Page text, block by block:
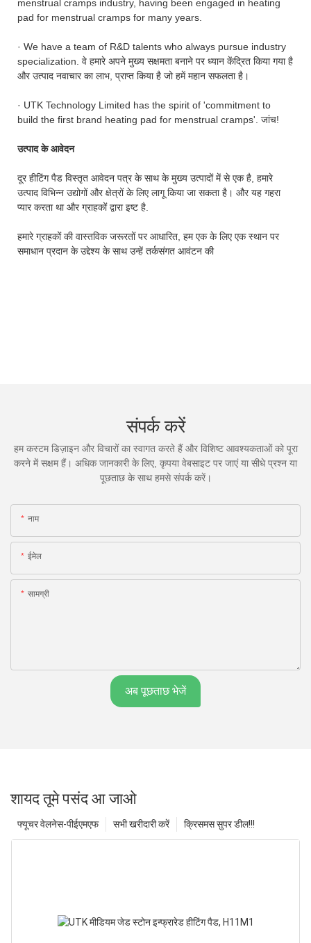
menstrual cramps industry, having been engaged in heating
pad for menstrual cramps for many years.
· We have a team of R&D talents who always pursue industry
specialization. वे हमारे अपने मुख्य सक्षमता बनाने पर ध्यान केंद्रित किया गया है
और उत्पाद नवाचार का लाभ, प्राप्त किया है जो हमें महान सफलता है।
· UTK Technology Limited has the spirit of 'commitment to
build the first brand heating pad for menstrual cramps'. जांच!
उत्पाद के आवेदन
दूर हीटिंग पैड विस्तृत आवेदन पत्र के साथ के मुख्य उत्पादों में से एक है, हमारे
उत्पाद विभिन्न उद्योगों और क्षेत्रों के लिए लागू किया जा सकता है। और यह गहरा
प्यार करता था और ग्राहकों द्वारा इष्ट है.
हमारे ग्राहकों की वास्तविक जरूरतों पर आधारित, हम एक के लिए एक स्थान पर
समाधान प्रदान के उद्देश्य के साथ उन्हें तर्कसंगत आवंटन की
संपर्क करें
हम कस्टम डिज़ाइन और विचारों का स्वागत करते हैं और विशिष्ट आवश्यकताओं को पूरा
करने में सक्षम हैं। अधिक जानकारी के लिए, कृपया वेबसाइट पर जाएं या सीधे प्रश्न या
पूछताछ के साथ हमसे संपर्क करें।
नाम
ईमेल
सामग्री
अब पूछताछ भेजें
शायद तूमे पसंद आ जाओ
क्रिसमस सुपर डील!!!
सभी खरीदारी करें
फ्यूचर वेलनेस-पीईएमएफ